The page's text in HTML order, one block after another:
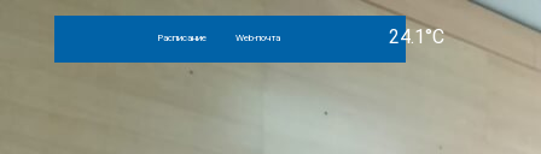
Расписание Web-почта